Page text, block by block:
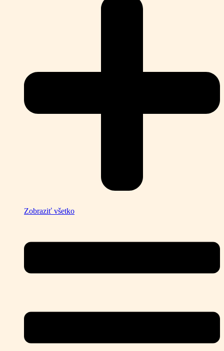
Zobraziť všetko